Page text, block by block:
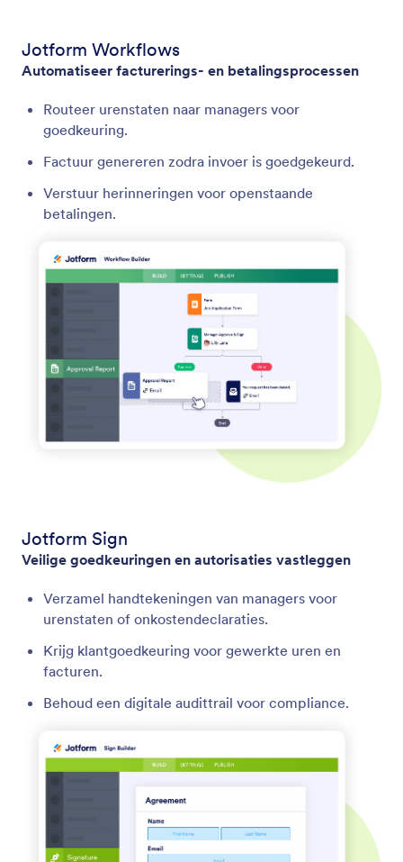
Jotform Workflows
Automatiseer facturerings- en betalingsprocessen
Routeer urenstaten naar managers voor
goedkeuring.
Factuur genereren zodra invoer is goedgekeurd.
Verstuur herinneringen voor openstaande
betalingen.
Jotform Sign
Veilige goedkeuringen en autorisaties vastleggen
Verzamel handtekeningen van managers voor
urenstaten of onkostendeclaraties.
Krijg klantgoedkeuring voor gewerkte uren en
facturen.
Behoud een digitale audittrail voor compliance.